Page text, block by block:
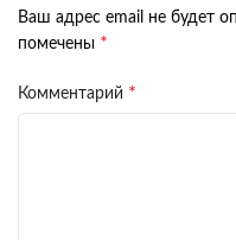
Ваш адрес email не будет
помечены *
Комментарий *